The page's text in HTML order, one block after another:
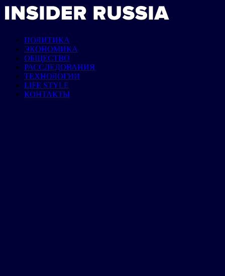
ПОЛИТИКА
ЭКОНОМИКА
ОБЩЕСТВО
РАССЛЕДОВАНИЯ
ТЕХНОЛОГИИ
LIFE STYLE
КОНТАКТЫ